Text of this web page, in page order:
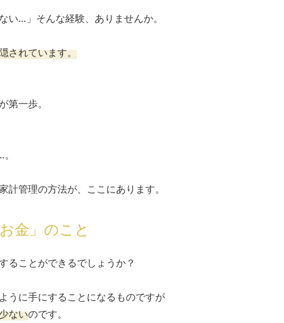
い…」そんな経験、ありませんか。
されています。
が第一歩。
管理の方法が、ここにあります。
金」のこと
ることができるでしょうか？
うに手にすることになるものですが
ないのです。